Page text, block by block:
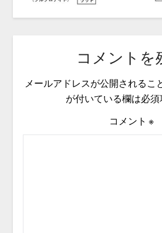
コメントを
メールアドレスが公開されるこ
が付いている欄は必須
コメント ※